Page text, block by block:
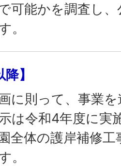
可能かを調査し
。
】
に則って、事業
は令和4年度に実
全体の護岸補修
。